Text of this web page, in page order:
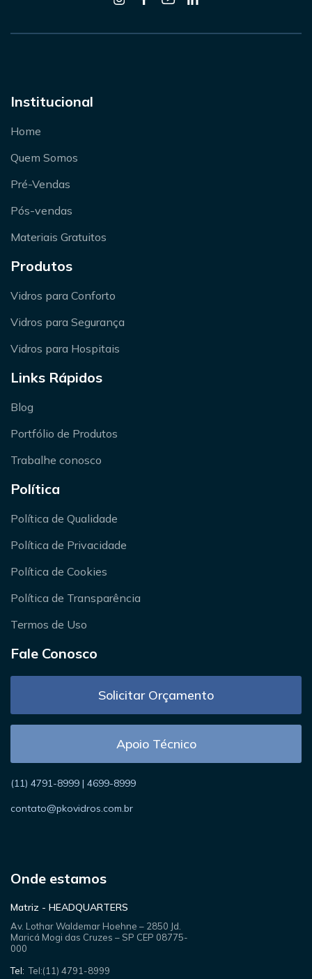
Institucional
Home
Quem Somos
Pré-Vendas
Pós-vendas
Materiais Gratuitos
Produtos
Vidros para Conforto
Vidros para Segurança
Vidros para Hospitais
Links Rápidos
Blog
Portfólio de Produtos
Trabalhe conosco
Política
Política de Qualidade
Política de Privacidade
Política de Cookies
Política de Transparência
Termos de Uso
Fale Conosco
Solicitar Orçamento
Apoio Técnico
(11) 4791-8999 | 4699-8999
contato@pkovidros.com.br
Onde estamos
Matriz - HEADQUARTERS
Av. Lothar Waldemar Hoehne – 2850 Jd.
Maricá Mogi das Cruzes – SP CEP 08775-
000
Tel: Tel:(11) 4791-8999